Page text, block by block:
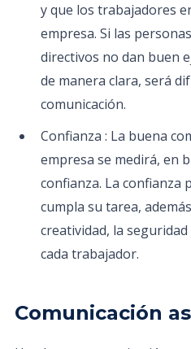
y que los trabajadores
empresa. Si las
directivos no dan buen
de manera clara, será
comunicación.
Confianza : La buena
empresa se medirá, en
confianza. La confianza
cumpla su tarea,
creatividad, la
cada trabajador.
Comunicación